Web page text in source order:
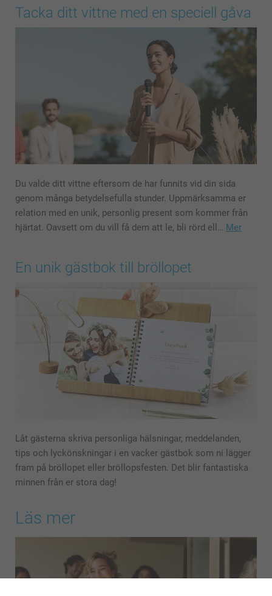
Tacka ditt vittne med en speciell gåva
Du valde ditt vittne eftersom de har funnits vid din sida
genom många betydelsefulla stunder. Uppmärksamma er
relation med en unik, personlig present som kommer från
hjärtat. Oavsett om du vill få dem att le, bli rörd ell… Mer
En unik gästbok till bröllopet
Låt gästerna skriva personliga hälsningar, meddelanden,
tips och lyckönskningar i en vacker gästbok som ni lägger
fram på bröllopet eller bröllopsfesten. Det blir fantastiska
minnen från er stora dag!
Läs mer